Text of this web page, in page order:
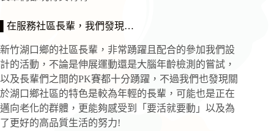
▌在服務社區長輩，我們發現…
新竹湖口鄉的社區長輩，非常踴躍且配合的參加我們設
計的活動，不論是伸展運動還是大腦年齡檢測的嘗試，
以及長輩們之間的PK賽都十分踴躍，不過我們也發現關
於湖口鄉社區的特色是較為年輕的長輩，可能也是正在
邁向老化的群體，更能夠感受到「要活就要動」以及為
了更好的高品質生活的努力!